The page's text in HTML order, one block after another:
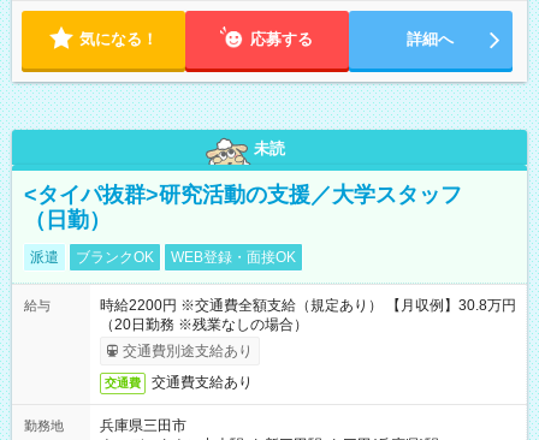
ます。 ※曜日固定（毎週同じ曜日での勤務となります）
気になる！ 応募する 詳細へ
未読
<タイパ抜群>研究活動の支援／大学スタッフ
（日勤）
派遣 ブランクOK WEB登録・面接OK
給与
時給2200円 ※交通費全額支給（規定あり） 【月収例】30.8万円
（20日勤務 ※残業なしの場合）
交通費別途支給あり
交通費 交通費支給あり
勤務地
兵庫県三田市